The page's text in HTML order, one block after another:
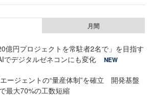
月間
億円プロジェクトを常駐者2名で」を目指す
でデジタルゼネコンにも変化
NEW
ージェントの“量産体制”を確立 開発基盤
最大70%の工数短縮